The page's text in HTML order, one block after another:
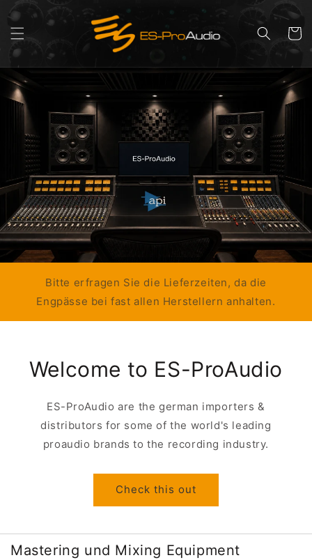
zum
Inhalt
Bitte erfragen Sie die Lieferzeiten, da die
Engpässe bei fast allen Herstellern anhalten.
Welcome to ES-ProAudio
ES-ProAudio are the german importers &
distributors for some of the world's leading
proaudio brands to the recording industry.
Check this out
Mastering und Mixing Equipment